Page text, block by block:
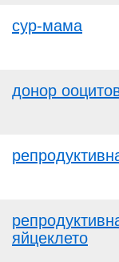
сур-мама
донор
яйцеклето